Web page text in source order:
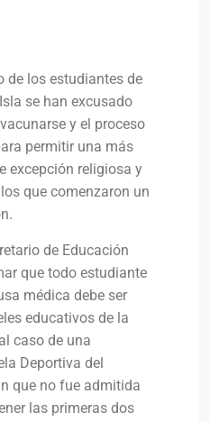
de los estudiantes de
se han excusado
y el proceso
permitir una más
excepción religiosa y
que comenzaron un
de Educación
que todo estudiante
médica debe ser
educativos de la
caso de una
Deportiva del
que no fue admitida
las primeras dos